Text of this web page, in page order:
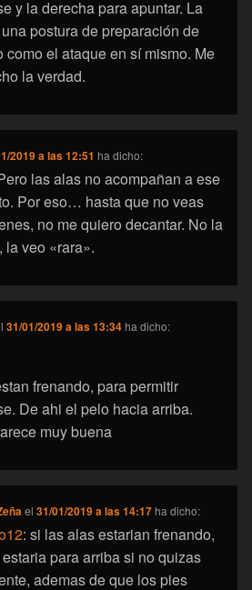
y la derecha para apuntar. La
postura de preparación de
como el ataque en sí mismo. Me
la verdad.
2019 a las 12:51 ha dicho:
las alas no acompañan a ese
Por eso… hasta que no veas
no me quiero decantar. No la
la veo «rara».
31/01/2019 a las 13:34 ha dicho:
frenando, para permitir
De ahi el pelo hacia arriba.
muy buena
el31/01/2019 a las 14:17 ha dicho:
: si las alas estarian frenando,
para arriba si no quizas
ademas de que los pies